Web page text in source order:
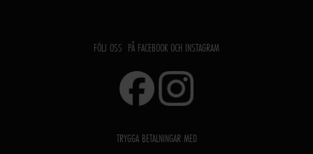
FÖLJ OSS PÅ FACEBOOK OCH INSTAGRAM
TRYGGA BETALNINGAR MED